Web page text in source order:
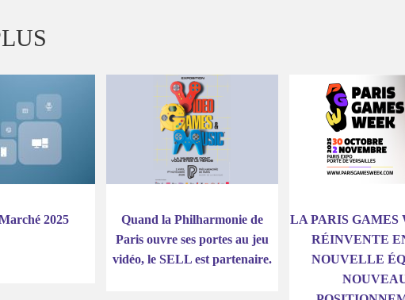
2025
Quand la Philharmonie de
Paris ouvre ses portes au jeu
vidéo, le SELL est partenaire.
LA PARIS GAMES
RÉINVENTE
NOUVELLE